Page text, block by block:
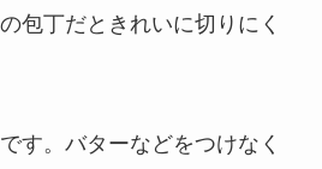
包丁だときれいに切りにく
す。バターなどをつけなく